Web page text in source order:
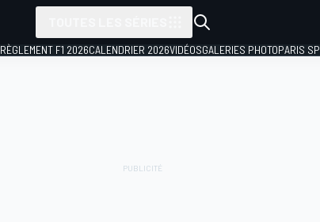
RÈGLEMENT F1 2026CALENDRIER 2026VIDÉOSGALERIES PHOTOPARIS